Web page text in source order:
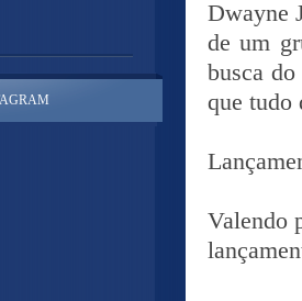
Dwayne
de um
busca
que tudo
Valendo